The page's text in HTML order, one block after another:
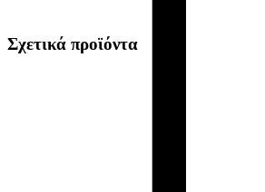
Σχετικά προϊόντα